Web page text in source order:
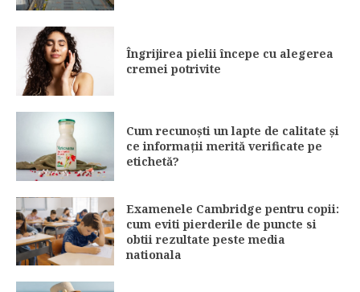
Îngrijirea pielii începe cu alegerea
cremei potrivite
Cum recunoști un lapte de calitate și
ce informații merită verificate pe
etichetă?
Examenele Cambridge pentru copii:
cum eviti pierderile de puncte si
obtii rezultate peste media
nationala